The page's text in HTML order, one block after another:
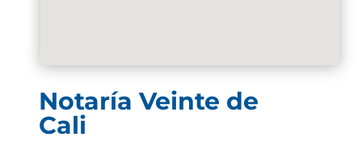
Notaría Veinte de
Cali